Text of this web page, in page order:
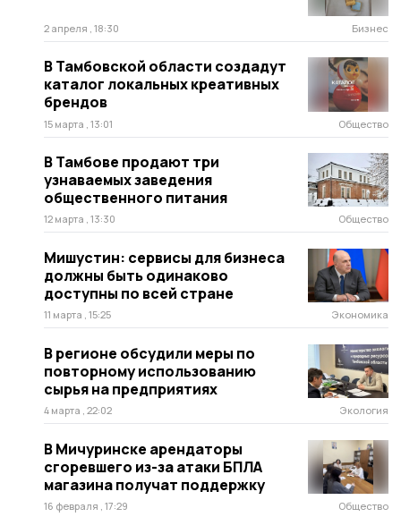
2 апреля , 18:30 Бизнес
В Тамбовской области создадут
каталог локальных креативных
брендов
15 марта , 13:01 Общество
В Тамбове продают три
узнаваемых заведения
общественного питания
12 марта , 13:30 Общество
Мишустин: сервисы для бизнеса
должны быть одинаково
доступны по всей стране
11 марта , 15:25 Экономика
В регионе обсудили меры по
повторному использованию
сырья на предприятиях
4 марта , 22:02 Экология
В Мичуринске арендаторы
сгоревшего из-за атаки БПЛА
магазина получат поддержку
16 февраля , 17:29 Общество